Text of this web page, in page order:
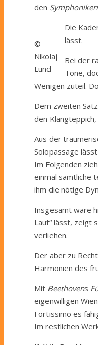
den
©
Nikolaj
Lund
Die
lässt.
Bei der
Töne,
Wenigen zuteil.
Dem zweiten
den
Aus der
Solopassage
Im Folgenden
einmal sämtliche
ihm die nötige
Insgesamt wäre
Lauf“ lässt, zeigt
verliehen.
Der aber zu
Harmonien des
Mit Beethovens
eigenwilligen
Fortissimo es
Im restlichen